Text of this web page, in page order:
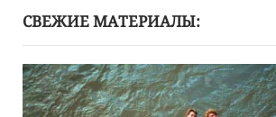
СВЕЖИЕ МАТЕРИАЛЫ: